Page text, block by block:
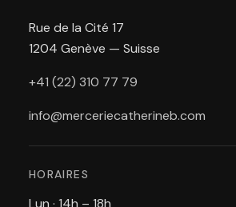
Rue de la Cité 17
1204 Genève — Suisse
+41 (22) 310 77 79
info@merceriecatherineb.com
HORAIRES
Lun · 14h – 18h